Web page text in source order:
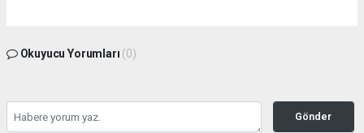
Okuyucu Yorumları (0)
Gönder